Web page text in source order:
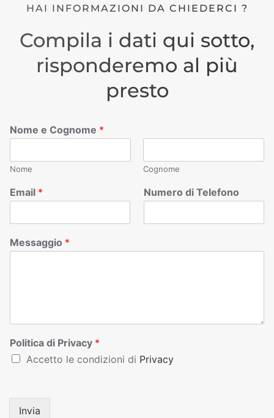
HAI INFORMAZIONI DA CHIEDERCI ?
Compila i dati qui sotto,
risponderemo al più
presto
Nome e Cognome *
Nome Cognome
Email * Numero di Telefono
Messaggio *
Politica di Privacy *
Accetto le condizioni di Privacy
Invia